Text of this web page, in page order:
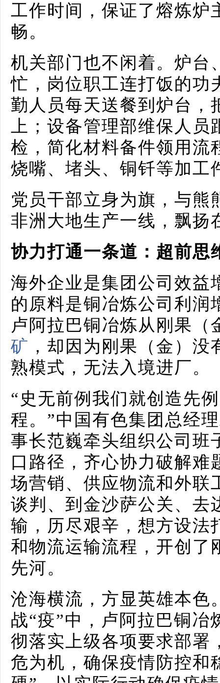
工作时间，保证了熔炼炉
畅。
机关部门也不闲着。炉台
忙，岗位职工连打饭的功
勤人员每天送餐到炉台，
上；设备管理部维保人员
检，简化材料备件领用流
烧嘴、堵头、铜钎等加工
党员干部立身为旗，与熊
非洲大地生产一线，飘扬
协力打通一条道：超前思
海外企业是集团公司效益
的原料是铜冶炼公司利润
卢阿拉巴铜冶炼从刚果（
矿 ，却因为刚果（金）
熟模式，无法入境进厂。
“史无前例我们就创造先
程。”中国有色集团总经
事长范巍牵头组织公司班
口路径，齐心协力破解难
场营销、供应物流和外联
谈判、到金沙萨公关、去
输，历尽艰辛，想方设法
和物流运输流程，开创了
先河。
沧海横流，方显英雄本色
战“疫”中，卢阿拉巴铜
彻落实上级各项要求部署
危为机，确保疫情防控和